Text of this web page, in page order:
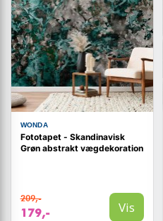
WONDA
Fototapet - Skandinavisk
Grøn abstrakt vægdekoration
209,-
179,- Vis